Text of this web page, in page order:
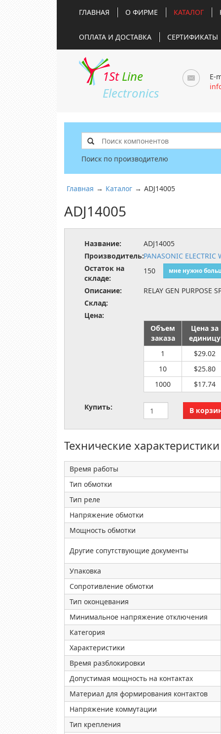
ГЛАВНАЯ О ФИРМЕ КАТАЛОГ
ОПЛАТА И ДОСТАВКА СЕРТИФИКАТЫ
1St Line
Electronics
E-
Поиск по производителю
Главная → Каталог → ADJ14005
ADJ14005
Название:
ADJ14005
Производитель:PANASONIC ELECTRIC
Остаток на
складе:
150 мне нужно
Описание:
RELAY GEN PURPOSE
Склад:
Цена:
Объем
заказа
Цена за
единицу
1
$29.02
10
$25.80
1000
$17.74
Купить:
Технические характеристики
Время работы
Тип обмотки
Тип реле
Напряжение обмотки
Мощность обмотки
Другие сопутствующие документы
Упаковка
Сопротивление обмотки
Тип оконцевания
Минимальное напряжение отключения
Категория
Характеристики
Время разблокировки
Допустимая мощность на контактах
Материал для формирования контактов
Напряжение коммутации
Тип крепления